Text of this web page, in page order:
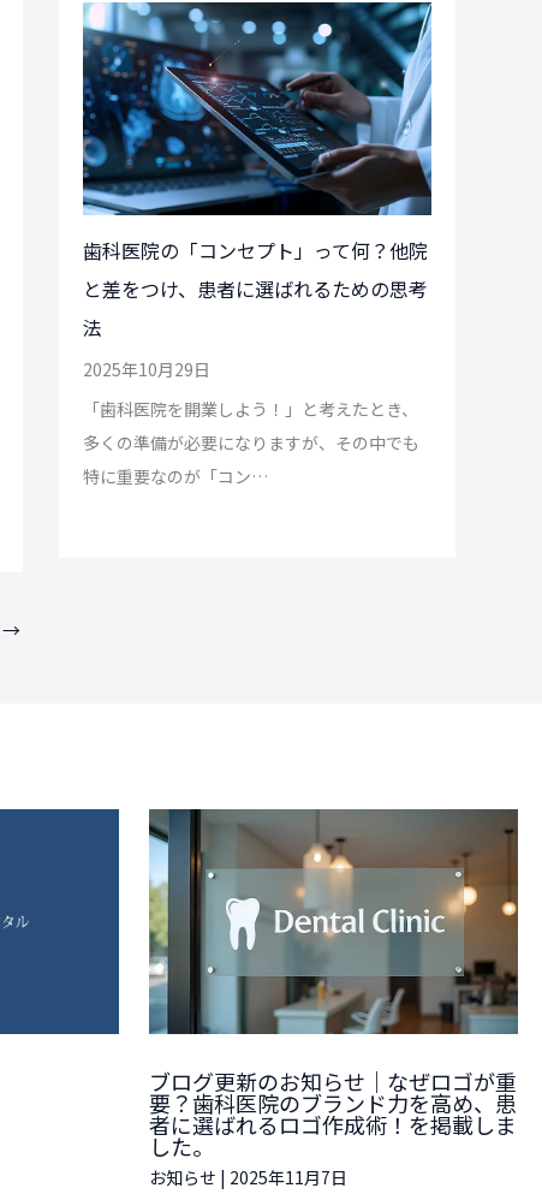
→
歯科医院の「コンセプト」って何？他院
と差をつけ、患者に選ばれるための思考
法
2025年10月29日
「歯科医院を開業しよう！」と考えたとき、
多くの準備が必要になりますが、その中でも
特に重要なのが「コン…
ブログ更新のお知らせ｜なぜロゴが重
要？歯科医院のブランド力を高め、患
者に選ばれるロゴ作成術！を掲載しま
した。
お知らせ | 2025年11月7日